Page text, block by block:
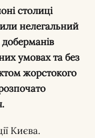
столиці
нелегальний
умовах та без
жорстокого
Києва.